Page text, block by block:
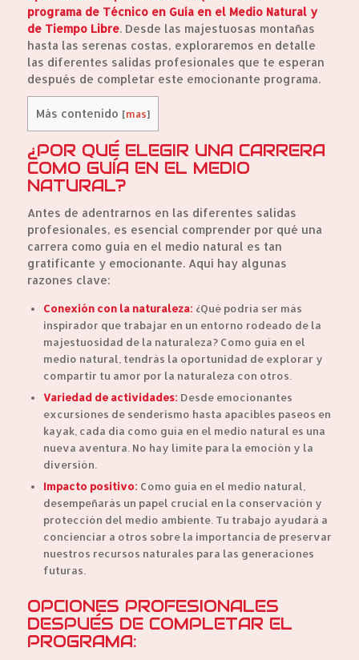
programa de Técnico en Guía en el Medio Natural y
de Tiempo Libre. Desde las majestuosas montañas
hasta las serenas costas, exploraremos en detalle
las diferentes salidas profesionales que te esperan
después de completar este emocionante programa.
Más contenido [mas]
¿POR QUÉ ELEGIR UNA CARRERA
COMO GUÍA EN EL MEDIO
NATURAL?
Antes de adentrarnos en las diferentes salidas
profesionales, es esencial comprender por qué una
carrera como guía en el medio natural es tan
gratificante y emocionante. Aquí hay algunas
razones clave:
Conexión con la naturaleza: ¿Qué podría ser más
inspirador que trabajar en un entorno rodeado de la
majestuosidad de la naturaleza? Como guía en el
medio natural, tendrás la oportunidad de explorar y
compartir tu amor por la naturaleza con otros.
Variedad de actividades: Desde emocionantes
excursiones de senderismo hasta apacibles paseos en
kayak, cada día como guía en el medio natural es una
nueva aventura. No hay límite para la emoción y la
diversión.
Impacto positivo: Como guía en el medio natural,
desempeñarás un papel crucial en la conservación y
protección del medio ambiente. Tu trabajo ayudará a
concienciar a otros sobre la importancia de preservar
nuestros recursos naturales para las generaciones
futuras.
OPCIONES PROFESIONALES
DESPUÉS DE COMPLETAR EL
PROGRAMA: